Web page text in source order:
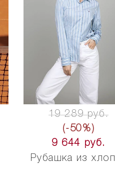
19 289 руб.
(-50%)
9 644 руб.
Рубашка из